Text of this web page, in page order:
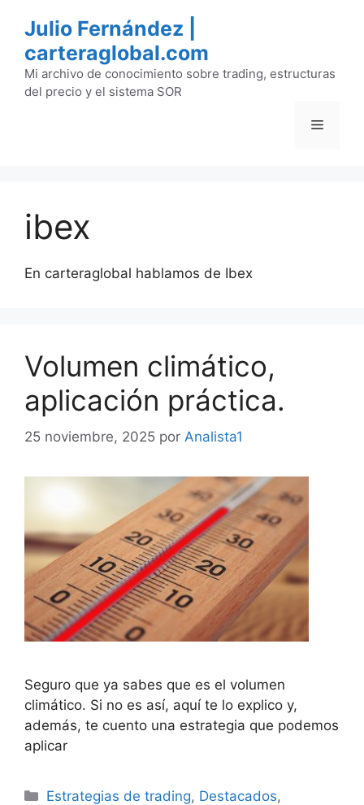
contenido
Julio Fernández |
carteraglobal.com
Mi archivo de conocimiento sobre trading, estructuras
del precio y el sistema SOR
Menú
ibex
En carteraglobal hablamos de Ibex
Volumen climático,
aplicación práctica.
25 noviembre, 2025 por Analista1
Seguro que ya sabes que es el volumen
climático. Si no es así, aquí te lo explico y,
además, te cuento una estrategia que podemos
aplicar
Categorías
Estrategias de trading, Destacados,